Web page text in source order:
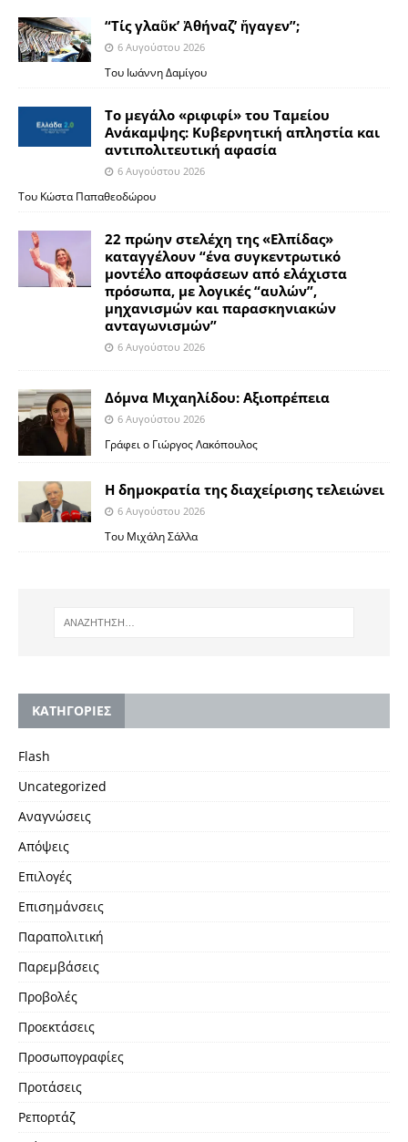
“Τίς γλαῦκ’ Ἀθήναζ’ ἤγαγεν”;
6 Αυγούστου 2026
Του Ιωάννη Δαμίγου
Το μεγάλο «ριφιφί» του Ταμείου
Ανάκαμψης: Κυβερνητική απληστία και
αντιπολιτευτική αφασία
6 Αυγούστου 2026
Του Κώστα Παπαθεοδώρου
22 πρώην στελέχη της «Ελπίδας»
καταγγέλουν “ένα συγκεντρωτικό
μοντέλο αποφάσεων από ελάχιστα
πρόσωπα, με λογικές “αυλών”,
μηχανισμών και παρασκηνιακών
ανταγωνισμών”
6 Αυγούστου 2026
Δόμνα Μιχαηλίδου: Αξιοπρέπεια
6 Αυγούστου 2026
Γράφει ο Γιώργος Λακόπουλος
Η δημοκρατία της διαχείρισης τελειώνει
6 Αυγούστου 2026
Του Μιχάλη Σάλλα
KΑΤΗΓΟΡΙΕΣ
Flash
Uncategorized
Αναγνώσεις
Απόψεις
Επιλογές
Επισημάνσεις
Παραπολιτική
Παρεμβάσεις
Προβολές
Προεκτάσεις
Προσωπογραφίες
Προτάσεις
Ρεπορτάζ